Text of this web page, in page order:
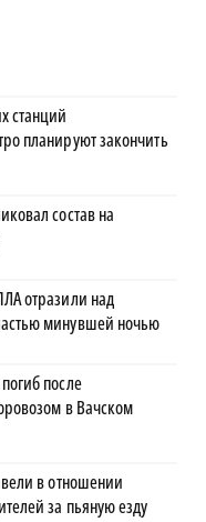
станций
планируют закончить
состав на
отразили над
минувшей ночью
после
в Вачском
в отношении
за пьяную езду